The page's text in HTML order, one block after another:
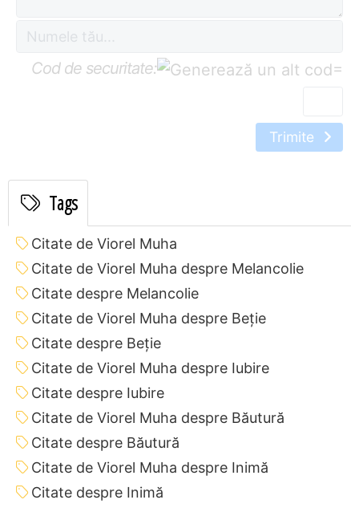
Cod de securitate: =
Trimite
Tags
Citate de Viorel Muha
Citate de Viorel Muha despre Melancolie
Citate despre Melancolie
Citate de Viorel Muha despre Beție
Citate despre Beție
Citate de Viorel Muha despre Iubire
Citate despre Iubire
Citate de Viorel Muha despre Băutură
Citate despre Băutură
Citate de Viorel Muha despre Inimă
Citate despre Inimă